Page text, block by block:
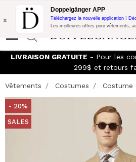
Promo Flash:10% de réduction
avec le code:
x
Doppelgänger APP
Téléchargez la nouvelle application !
Les meilleures offres pour vêtements,
LIVRAISON GRATUITE - Pour les
299$ et retours
Vêtements Costumes Costume
- 20%
SALES